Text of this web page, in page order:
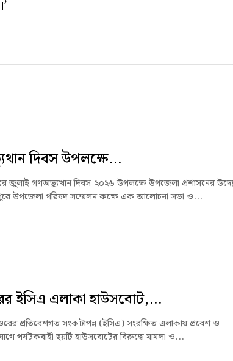
দিবস উপলক্ষে...
জুলাই গণঅভ্যুত্থান দিবস-২০২৬ উপলক্ষে উপজেলা প্রশাসনের
উপজেলা পরিষদ সম্মেলন কক্ষে এক আলোচনা সভা ও...
ইসিএ এলাকা হাউসবোট,...
প্রতিবেশগত সংকটাপন্ন (ইসিএ) সংরক্ষিত এলাকায় প্রবেশ ও
পর্যটকবাহী ছয়টি হাউসবোটের বিরুদ্ধে মামলা ও...